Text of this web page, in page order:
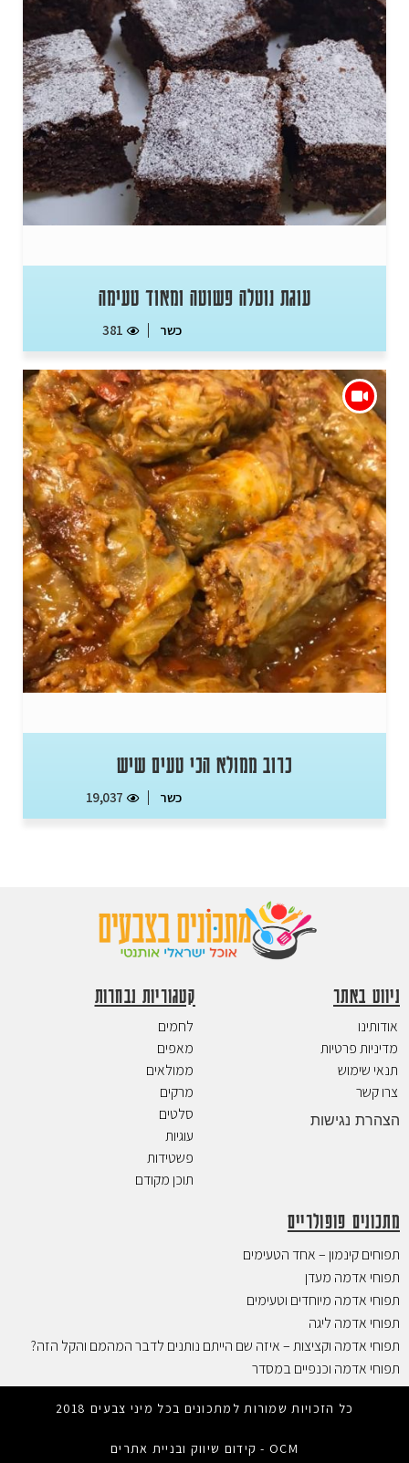
עוגת נוטלה פשוטה ומאוד טעימה
כשר 381
כרוב ממולא הכי טעים שיש
כשר 19,037
ניווט באתר
אודותינו
מדיניות פרטיות
תנאי שימוש
צרו קשר
הצהרת נגישות
קטגוריות נבחרות
לחמים
מאפים
ממולאים
מרקים
סלטים
עוגיות
פשטידות
תוכן מקודם
מתכונים פופולריים
תפוחים קינמון – אחד הטעימים
תפוחי אדמה מעדן
תפוחי אדמה מיוחדים וטעימים
תפוחי אדמה ליגה
תפוחי אדמה וקציצות – איזה שם הייתם נותנים לדבר המהמם והקל הזה?
תפוחי אדמה וכנפיים במסדר
כל הזכויות שמורות למתכונים בכל מיני צבעים 2018
OCM - קידום שיווק ובניית אתרים